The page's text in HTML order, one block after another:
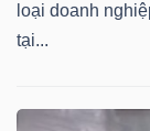
loại doanh
tại...
Tin